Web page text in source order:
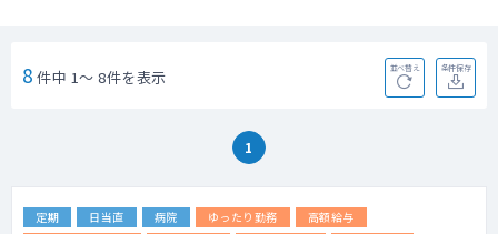
8 件中 1～ 8件を表示 並べ替え 条件保存
1
定期 日当直 病院 ゆったり勤務
高額給与